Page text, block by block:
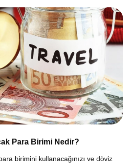
Para Birimi Nedir?
birimini kullanacağınızı ve döviz